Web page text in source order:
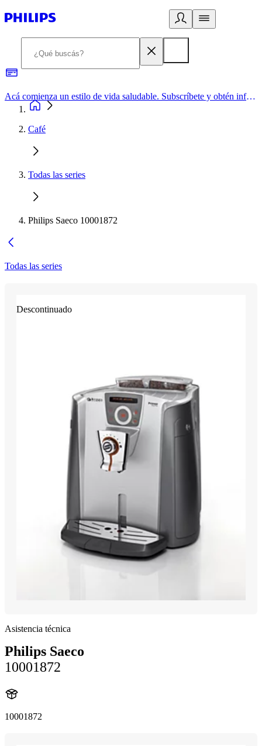
Acá comienza un estilo de vida saludable. Subscríbete y obtén información de primera mano
Café
Todas las series
Philips Saeco 10001872
Todas las series
Descontinuado
Asistencia técnica
Philips Saeco
10001872
10001872